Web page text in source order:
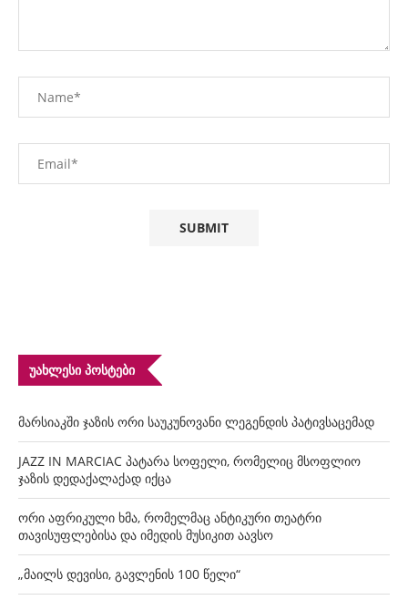
ᲣᲐᲮᲚᲔᲡᲘ ᲞᲝᲡᲢᲔᲑᲘ
მარსიაკში ჯაზის ორი საუკუნოვანი ლეგენდის პატივსაცემად
JAZZ IN MARCIAC პატარა სოფელი, რომელიც მსოფლიო
ჯაზის დედაქალაქად იქცა
ორი აფრიკული ხმა, რომელმაც ანტიკური თეატრი
თავისუფლებისა და იმედის მუსიკით აავსო
„მაილს დევისი, გავლენის 100 წელი“